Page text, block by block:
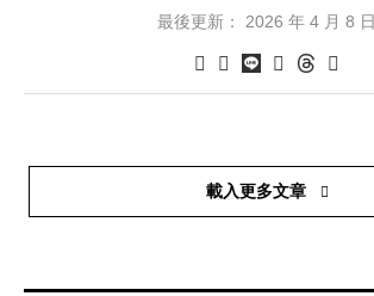
最後更新： 2026 年 4 月 8 日
載入更多文章